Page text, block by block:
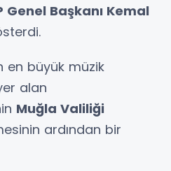
Genel Başkanı Kemal
en büyük müzik
alan
Muğla Valiliği
ardından bir